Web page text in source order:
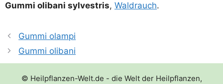
Gum­mi oli­ba­ni syl­vestris, Wald­rauch.
Gummi olampi
Gummi olibani
© Heilpflanzen-Welt.de - die Welt der Heilpflanzen,